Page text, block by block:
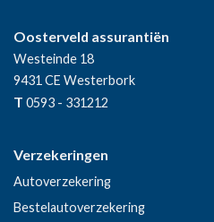
Oosterveld assurantiën
Westeinde 18
9431 CE Westerbork
T 0593 - 331212
Verzekeringen
Autoverzekering
Bestelautoverzekering